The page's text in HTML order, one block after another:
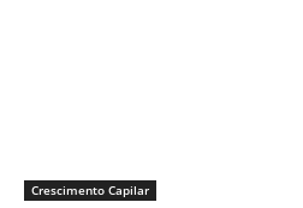
Crescimento Capilar